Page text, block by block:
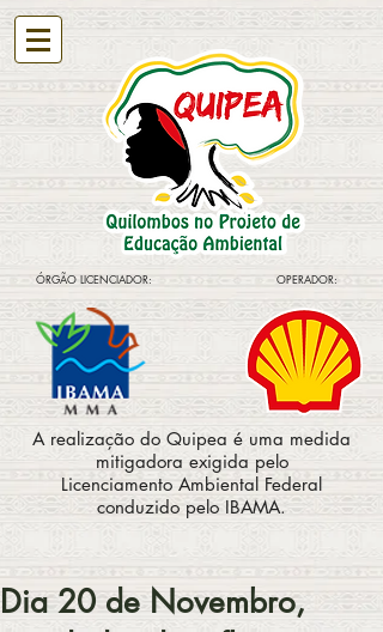
ÓRGÃO LICENCIADOR: OPERADOR:
A realização do Quipea é uma medida
mitigadora exigida pelo
Licenciamento Ambiental Federal
conduzido pelo IBAMA.
Dia 20 de Novembro,